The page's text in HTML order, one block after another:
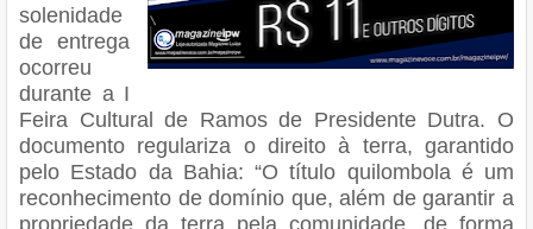
solenidade
de entrega
ocorreu
durante a I
Feira Cultural de Ramos de Presidente Dutra. O
documento regulariza o direito à terra, garantido
pelo Estado da Bahia: “O título quilombola é um
reconhecimento de domínio que, além de garantir a